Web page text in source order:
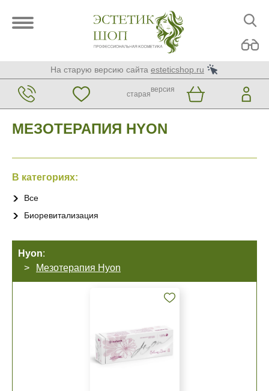
На старую версию сайта esteticshop.ru
старая
версия
МЕЗОТЕРАПИЯ HYON
В категориях:
Все
Биоревитализация
Hyon:
Мезотерапия Hyon